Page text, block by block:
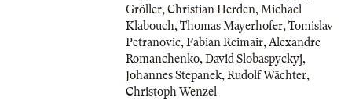
Gröller, Christian Herden, Michael
Klabouch, Thomas Mayerhofer, Tomislav
Petranovic, Fabian Reimair, Alexandre
Romanchenko, David Slobaspyckyj,
Johannes Stepanek, Rudolf Wächter,
Christoph Wenzel